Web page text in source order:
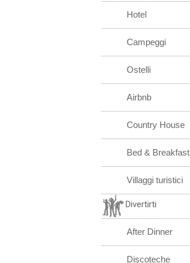
Hotel
Campeggi
Ostelli
Airbnb
Country House
Bed & Breakfast
Villaggi turistici
Divertirti
After Dinner
Discoteche